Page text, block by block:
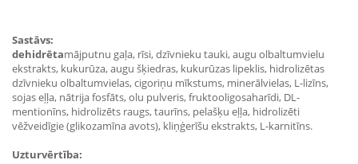
Sastāvs:
dehidrētamājputnu gaļa, rīsi, dzīvnieku tauki, augu olbaltumvielu
ekstrakts, kukurūza, augu šķiedras, kukurūzas lipeklis, hidrolizētas
dzīvnieku olbaltumvielas, cigoriņu mīkstums, minerālvielas, L-lizīns,
sojas eļļa, nātrija fosfāts, olu pulveris, fruktooligosaharīdi, DL-
mentionīns, hidrolizēts raugs, taurīns, pelašķu eļļa, hidrolizēti
vēžveidīgie (glikozamīna avots), kliņģerīšu ekstrakts, L-karnitīns.
Uzturvērtība: